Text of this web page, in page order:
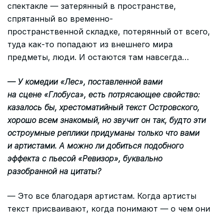
спектакле — затерянный в пространстве,
спрятанный во временно-
пространственной складке, потерянный от всего,
туда как-то попадают из внешнего мира
предметы, люди. И остаются там навсегда…
— У комедии «Лес», поставленной вами
на сцене «Глобуса», есть потрясающее свойство:
казалось бы, хрестоматийный текст Островского,
хорошо всем знакомый, но звучит он так, будто эти
остроумные реплики придуманы только что вами
и артистами. А можно ли добиться подобного
эффекта с пьесой «Ревизор», буквально
разобранной на цитаты?
— Это все благодаря артистам. Когда артисты
текст присваивают, когда понимают — о чем они